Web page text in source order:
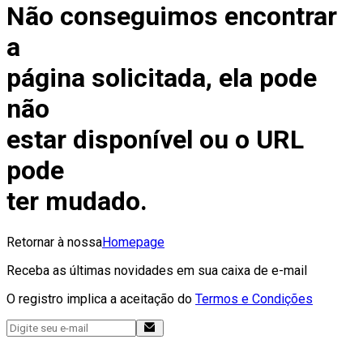
Não conseguimos encontrar
a
página solicitada, ela pode
não
estar disponível ou o URL
pode
ter mudado.
Retornar à nossaHomepage
Receba as últimas novidades em sua caixa de e-mail
O registro implica a aceitação do Termos e Condições